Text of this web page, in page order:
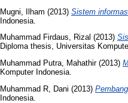
Mugni, Ilham (2013) Sistem
Indonesia.
Muhammad Firdaus, Rizal (2013)
Diploma thesis, Universitas
Muhammad Putra, Mahathir(2013)
Komputer Indonesia.
Muhammad R, Dani (2013)
Indonesia.